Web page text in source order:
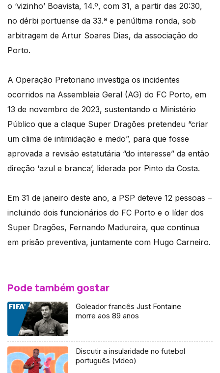
o ‘vizinho’ Boavista, 14.º, com 31, a partir das 20:30,
no dérbi portuense da 33.ª e penúltima ronda, sob
arbitragem de Artur Soares Dias, da associação do
Porto.
A Operação Pretoriano investiga os incidentes
ocorridos na Assembleia Geral (AG) do FC Porto, em
13 de novembro de 2023, sustentando o Ministério
Público que a claque Super Dragões pretendeu “criar
um clima de intimidação e medo”, para que fosse
aprovada a revisão estatutária “do interesse” da então
direção ‘azul e branca’, liderada por Pinto da Costa.
Em 31 de janeiro deste ano, a PSP deteve 12 pessoas –
incluindo dois funcionários do FC Porto e o líder dos
Super Dragões, Fernando Madureira, que continua
em prisão preventiva, juntamente com Hugo Carneiro.
Pode também gostar
Goleador francês Just Fontaine
morre aos 89 anos
Discutir a insularidade no futebol
português (vídeo)